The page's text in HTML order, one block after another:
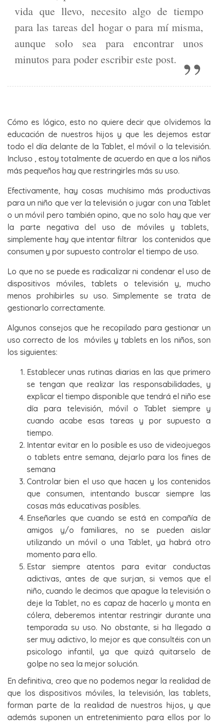
vida que llevo, necesito algo de tiempo
para las tareas del hogar o para mí misma,
aunque solo sea para encontrar unos
minutos para poder escribir este post.
Cómo es lógico, esto no quiere decir que olvidemos la
educación de nuestros hijos y que les dejemos estar
todo el día delante de la Tablet, el móvil o la televisión.
Incluso , estoy totalmente de acuerdo en que a los niños
más pequeños hay que restringirles más su uso.
Efectivamente, hay cosas muchísimo más productivas
para un niño que ver la televisión o jugar con una Tablet
o un móvil pero también opino, que no solo hay que ver
la parte negativa del uso de móviles y tablets,
simplemente hay que intentar filtrar los contenidos que
consumen y por supuesto controlar el tiempo de uso.
Lo que no se puede es radicalizar ni condenar el uso de
dispositivos móviles, tablets o televisión y, mucho
menos prohibirles su uso. Simplemente se trata de
gestionarlo correctamente.
Algunos consejos que he recopilado para gestionar un
uso correcto de los móviles y tablets en los niños, son
los siguientes:
Establecer unas rutinas diarias en las que primero
se tengan que realizar las responsabilidades, y
explicar el tiempo disponible que tendrá el niño ese
día para televisión, móvil o Tablet siempre y
cuando acabe esas tareas y por supuesto a
tiempo.
Intentar evitar en lo posible es uso de videojuegos
o tablets entre semana, dejarlo para los fines de
semana
Controlar bien el uso que hacen y los contenidos
que consumen, intentando buscar siempre las
cosas más educativas posibles.
Enseñarles que cuando se está en compañía de
amigos y/o familiares, no se pueden aislar
utilizando un móvil o una Tablet, ya habrá otro
momento para ello.
Estar siempre atentos para evitar conductas
adictivas, antes de que surjan, si vemos que el
niño, cuando le decimos que apague la televisión o
deje la Tablet, no es capaz de hacerlo y monta en
cólera, deberemos intentar restringir durante una
temporada su uso. No obstante, si ha llegado a
ser muy adictivo, lo mejor es que consultéis con un
psicologo infantil, ya que quizá quitarselo de
golpe no sea la mejor solución.
En definitiva, creo que no podemos negar la realidad de
que los dispositivos móviles, la televisión, las tablets,
forman parte de la realidad de nuestros hijos, y que
además suponen un entretenimiento para ellos por lo